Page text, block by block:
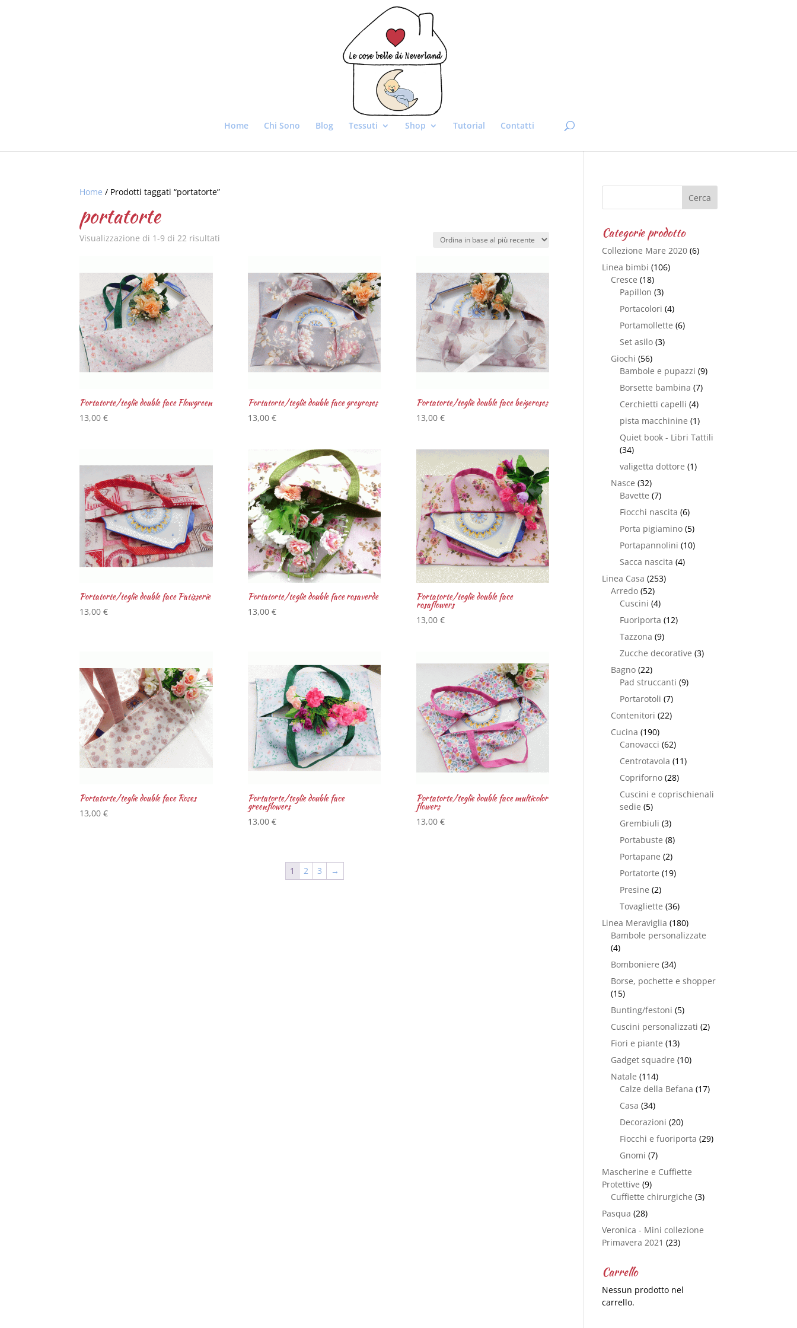
Home Chi Sono Blog Tessuti Shop Tutorial Contatti
Home / Prodotti taggati “portatorte”
portatorte
Visualizzazione di 1-9 di 22 risultati
Portatorte/teglie double face Flowgreen
13,00€
Portatorte/teglie double face greyroses
13,00 €
Portatorte/teglie double face beigeroses
13,00 €
Portatorte/teglie double face Patisserie
13,00€
Portatorte/teglie double face rosaverde
13,00 €
Portatorte/teglie double face
rosaflowers
13,00 €
Portatorte/teglie double face Roses
13,00€
Portatorte/teglie double face
greenflowers
13,00 €
Portatorte/teglie double face multicolor
flowers
13,00 €
1 2 3 →
Categorie prodotto
Collezione Mare 2020 (6)
Linea bimbi (106)
Cresce (18)
Papillon (3)
Portacolori (4)
Portamollette (6)
Set asilo (3)
Giochi (56)
Bambole e pupazzi (9)
Borsette bambina (7)
Cerchietti capelli (4)
pista macchinine (1)
Quiet book - Libri Tattili
(34)
valigetta dottore (1)
Nasce (32)
Bavette (7)
Fiocchi nascita (6)
Porta pigiamino (5)
Portapannolini (10)
Sacca nascita (4)
Linea Casa (253)
Arredo (52)
Cuscini (4)
Fuoriporta (12)
Tazzona (9)
Zucche decorative (3)
Bagno (22)
Pad struccanti (9)
Portarotoli (7)
Contenitori (22)
Cucina (190)
Canovacci (62)
Centrotavola (11)
Copriforno (28)
Cuscini e coprischienali
sedie (5)
Grembiuli (3)
Portabuste (8)
Portapane (2)
Portatorte (19)
Presine (2)
Tovagliette (36)
Linea Meraviglia (180)
Bambole personalizzate
(4)
Bomboniere (34)
Borse, pochette e shopper
(15)
Bunting/festoni (5)
Cuscini personalizzati (2)
Fiori e piante (13)
Gadget squadre (10)
Natale (114)
Calze della Befana (17)
Casa (34)
Decorazioni (20)
Fiocchi e fuoriporta (29)
Gnomi (7)
Mascherine e Cuffiette
Protettive (9)
Cuffiette chirurgiche (3)
Pasqua (28)
Veronica - Mini collezione
Primavera 2021 (23)
Carrello
Nessun prodotto nel
carrello.